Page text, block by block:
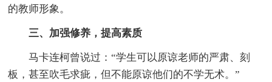
的教师形象。
三、加强修养，提高素质
马卡连柯曾说过：“学生可以原谅老师的严肃、刻
板，甚至吹毛求疵，但不能原谅他们的不学无术。”